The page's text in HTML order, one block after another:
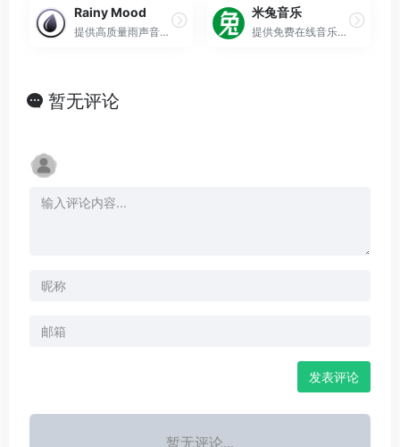
Rainy Mood
提供高质量雨声音频的知名网站与应用平台
米兔音乐
提供免费在线音乐试听与下载服务的平台
暂无评论
发表评论
暂无评论...